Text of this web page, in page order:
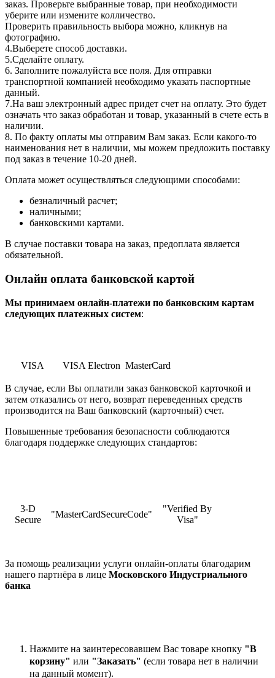
заказ. Проверьте выбранные товар, при необходимости
уберите или измените колличество.
Проверить правильность выбора можно, кликнув на
фотографию.
4.Выберете способ доставки.
5.Сделайте оплату.
6. Заполните пожалуйста все поля. Для отправки
транспортной компанией необходимо указать паспортные
данный.
7.На ваш электронный адрес придет счет на оплату. Это будет
означать что заказ обработан и товар, указанный в счете есть в
наличии.
8. По факту оплаты мы отправим Вам заказ. Если какого-то
наименования нет в наличии, мы можем предложить поставку
под заказ в течение 10-20 дней.
Оплата может осуществляться следующими способами:
безналичный расчет;
наличными;
банковскими картами.
В случае поставки товара на заказ, предоплата является
обязательной.
Онлайн оплата банковской картой
Мы принимаем онлайн-платежи по банковским картам
cледующих платежных систем:
VISA VISA Electron MasterCard
В случае, если Вы оплатили заказ банковской карточкой и
затем отказались от него, возврат переведенных средств
производится на Ваш банковский (карточный) счет.
Повышенные требования безопасности соблюдаются
благодаря поддержке следующих стандартов:
3-D
Secure
"MasterCardSecureCode"
"Verified By
Visa"
За помощь реализации услуги онлайн-оплаты благодарим
нашего партнёра в лице Московского Индустриального
банка
Нажмите на заинтересовавшем Вас товаре кнопку "В
корзину" или "Заказать" (если товара нет в наличии
на данный момент).